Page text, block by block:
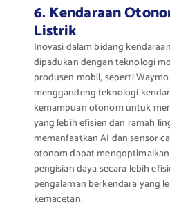
6. Kendaraan
Listrik
Inovasi dalam bidang
dipadukan dengan teknologi
produsen mobil, seperti
menggandeng teknologi
kemampuan otonom untuk
yang lebih efisien dan ramah
memanfaatkan AI dan sensor
otonom dapat
pengisian daya secara lebih
pengalaman berkendara yang
kemacetan.